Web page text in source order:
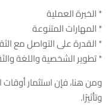
* الخبرة العملية
* المهارات المتنوعة
* القدرة على التواصل مع
* تطوير الشخصية واللغة
ومن هنا، فإن استثمار
وتأثيرًا.